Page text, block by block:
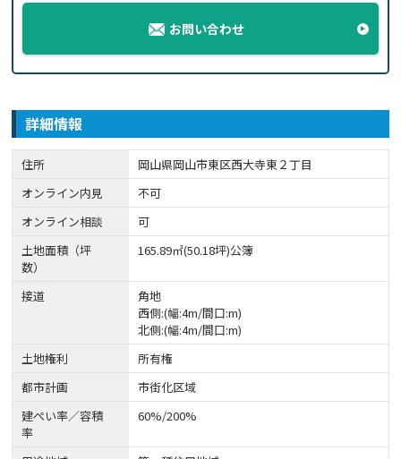
お問い合わせ
詳細情報
住所
岡山県岡山市東区西大寺東２丁目
オンライン内見
不可
オンライン相談
可
土地面積（坪
数）
165.89㎡(50.18坪)公簿
接道
角地
西側:(幅:4m/間口:m)
北側:(幅:4m/間口:m)
土地権利
所有権
都市計画
市街化区域
建ぺい率／容積
率
60%/200%